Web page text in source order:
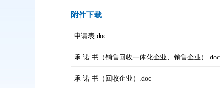
附件下载
申请表.doc
承 诺 书（销售回收一体化企业、销售企业）.doc
承 诺 书（回收企业）.doc